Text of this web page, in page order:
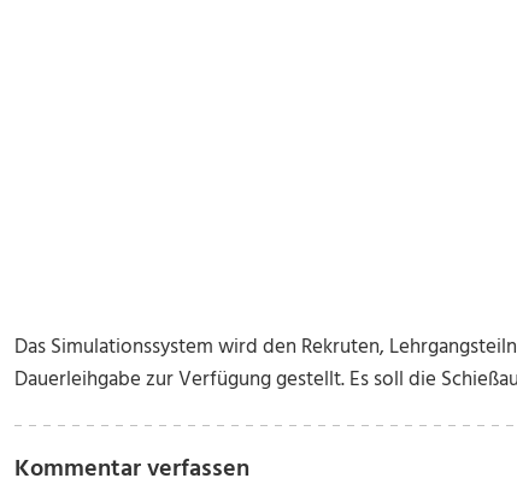
Das Simulationssystem wirdden Rekruten,
Dauerleihgabe zur Verfügung gestellt. Es soll die
Kommentar verfassen